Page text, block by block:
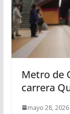
Metro de
carrera
mayo 28, 2026